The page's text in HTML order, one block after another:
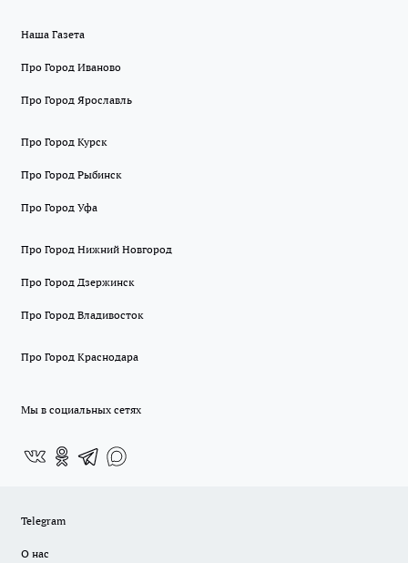
Наша Газета
Про Город Иваново
Про Город Ярославль
Про Город Курск
Про Город Рыбинск
Про Город Уфа
Про Город Нижний Новгород
Про Город Дзержинск
Про Город Владивосток
Про Город Краснодара
Мы в социальных сетях
Telegram
О нас